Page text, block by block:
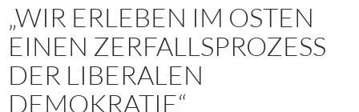
„WIR ERLEBEN IM OSTEN
EINEN ZERFALLSPROZESS
DER LIBERALEN
DEMOKRATIE“